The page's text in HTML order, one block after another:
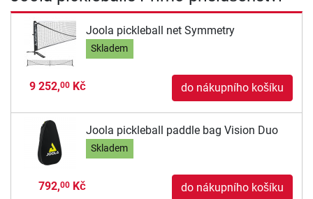
Joola pickleball net Symmetry
Skladem
9 252,00Kč do nákupního košíku
Joola pickleball paddle bag Vision Duo
Skladem
792,00Kč do nákupního košíku